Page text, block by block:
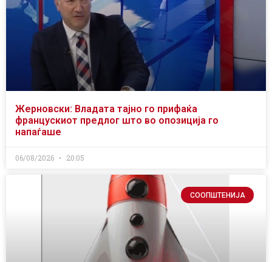
Жерновски: Владата тајно го прифаќа
францускиот предлог што во опозиција го
напаѓаше
06/08/2026 20:05
СООПШТЕНИЈА